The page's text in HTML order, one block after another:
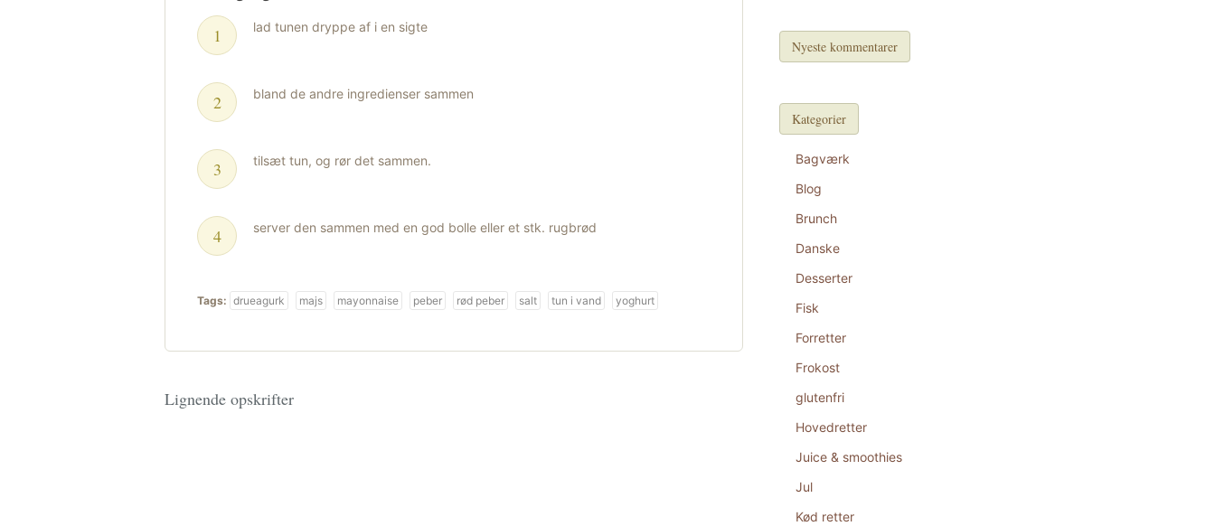
lad tunen dryppe af i en sigte
bland de andre ingredienser sammen
tilsæt tun, og rør det sammen.
server den sammen med en god bolle eller et stk. rugbrød
Tags: drueagurk majs mayonnaise peber rød peber salt tun i vand yoghurt
Lignende opskrifter
Nyeste kommentarer
Kategorier
Bagværk
Blog
Brunch
Danske
Desserter
Fisk
Forretter
Frokost
glutenfri
Hovedretter
Juice & smoothies
Jul
Kød retter